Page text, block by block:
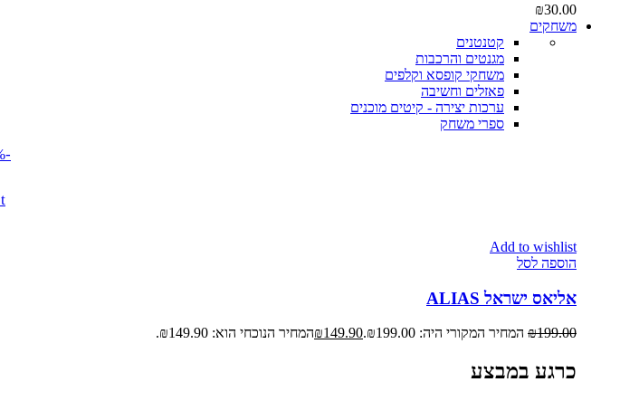
₪30.00
משחקים
קטנטנים
מגנטים והרכבות
משחקי קופסא וקלפים
פאזלים וחשיבה
ערכות יצירה - קיטים מוכנים
ספרי משחק
-25%
Add to wishlist
הוספה לסל
אליאס ישראל ALIAS
₪199.00 המחיר המקורי היה: ₪199.00. ₪149.90 המחיר הנוכחי הוא: ₪149.90.
כרגע במבצע